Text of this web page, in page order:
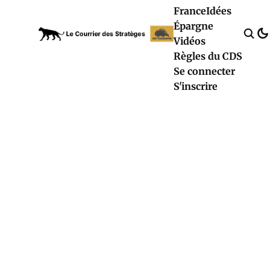
FranceIdées
Épargne
Vidéos
Règles du CDS
Se connecter
S'inscrire